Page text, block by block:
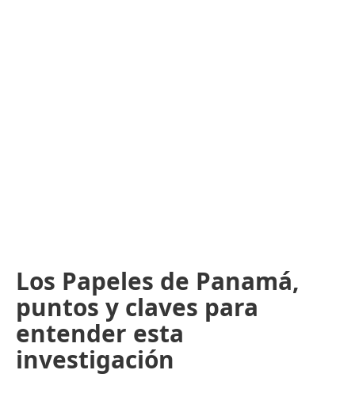
Los Papeles de Panamá,
puntos y claves para
entender esta
investigación